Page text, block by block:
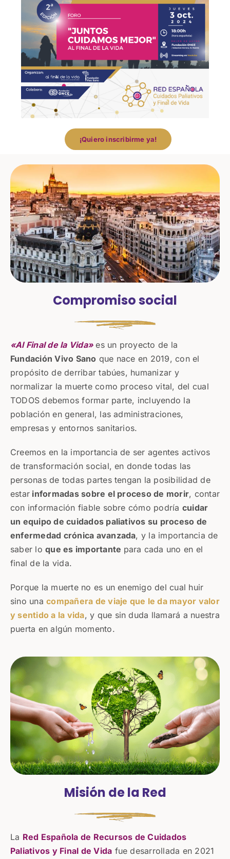
contenido
¡Quiero inscribirme ya!
Compromiso social
«Al Final de la Vida»es un proyecto de la
Fundación Vivo Sano que nace en 2019, con el
propósito de derribar tabúes, humanizar y
normalizar la muerte como proceso vital, del cual
TODOS debemos formar parte, incluyendo la
población en general, las administraciones,
empresas y entornos sanitarios.
Creemos en la importancia de ser agentes activos
de transformación social, en donde todas las
personas de todas partes tengan la posibilidad de
estar informadas sobre el proceso de morir, contar
con información fiable sobre cómo podría cuidar
un equipo de cuidados paliativos su proceso de
enfermedad crónica avanzada, y la importancia de
saber loque es importante para cada uno en el
final de la vida.
Porque la muerte no es un enemigo del cual huir
sino una compañera de viaje que le da mayor valor
y sentido a la vida, y que sin duda llamará a nuestra
puerta en algún momento.
Misión de la Red
La Red Española de Recursos de Cuidados
Paliativos y Final de Vida fue desarrollada en 2021